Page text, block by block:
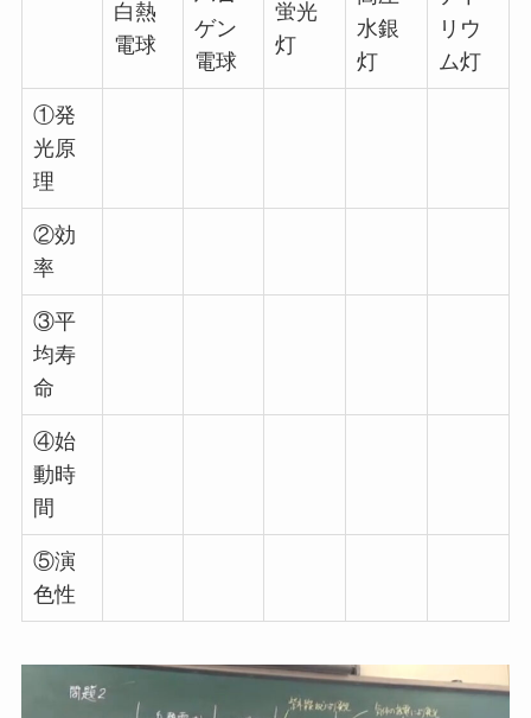
白熱
電球
ゲン
電球
蛍光
灯
水銀
灯
リウ
ム灯
①発
光原
理
②効
率
③平
均寿
命
④始
動時
間
⑤演
色性